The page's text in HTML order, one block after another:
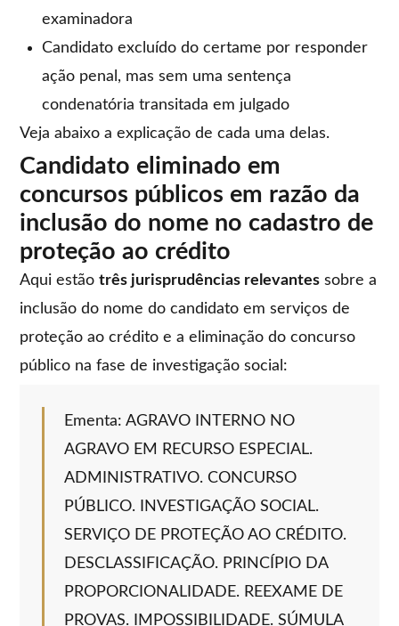
examinadora
Candidato excluído do certame por responder
ação penal, mas sem uma sentença
condenatória transitada em julgado
Veja abaixo a explicação de cada uma delas.
Candidato eliminado em
concursos públicos em razão da
inclusão do nome no cadastro de
proteção ao crédito
Aqui estãotrês jurisprudências relevantes sobre a
inclusão do nome do candidato em serviços de
proteção ao crédito e a eliminação do concurso
público na fase de investigação social:
Ementa: AGRAVO INTERNO NO
AGRAVO EM RECURSO ESPECIAL.
ADMINISTRATIVO. CONCURSO
PÚBLICO. INVESTIGAÇÃO SOCIAL.
SERVIÇO DE PROTEÇÃO AO CRÉDITO.
DESCLASSIFICAÇÃO. PRINCÍPIO DA
PROPORCIONALIDADE. REEXAME DE
PROVAS. IMPOSSIBILIDADE. SÚMULA